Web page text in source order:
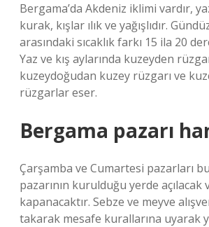
Bergama’da Akdeniz iklimi vardır,
kurak, kışlar ılık ve yağışlıdır.
arasındaki sıcaklık farkı 15 ila 20
Yaz ve kış aylarında kuzeyden
kuzeydoğudan kuzey rüzgarı ve
rüzgarlar eser.
Bergama pazarı
Çarşamba ve Cumartesi pazarları
pazarının kurulduğu yerde açılacak
kapanacaktır. Sebze ve meyve
takarak mesafe kurallarına uyarak